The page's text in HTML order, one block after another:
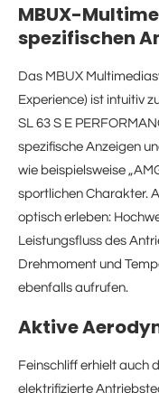
MBUX-
spezifischen
Das MBUX
Experience) ist intuitiv
SL 63 S E
spezifische Anzeigen
wie beispielsweise
sportlichen Charakter.
optisch erleben:
Leistungsfluss des
Drehmoment und
ebenfalls aufrufen.
Aktive
Feinschliff erhielt auch
elektrifizierte